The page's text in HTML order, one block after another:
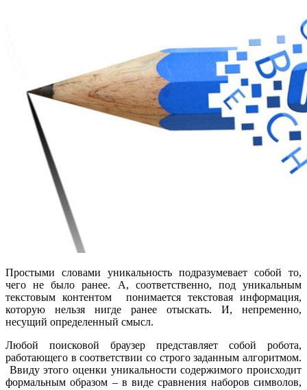
Простыми словами уникальность подразумевает собой то,
чего не было ранее. А, соответственно, под уникальным
текстовым контентом понимается текстовая информация,
которую нельзя нигде ранее отыскать. И, непременно,
несущий определенный смысл.
Любой поисковой браузер представляет собой робота,
работающего в соответствии со строго заданным алгоритмом.
Ввиду этого оценки уникальности содержимого происходит
формальным образом – в виде сравнения наборов символов,